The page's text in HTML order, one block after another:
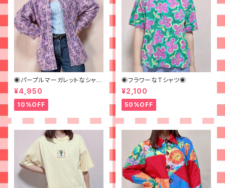
◉パープルマーガレットなシャツ
◉ 古着 花柄 紫
¥4,950
10%OFF
◉フラワーなTシャツ◉
¥2,100
50%OFF